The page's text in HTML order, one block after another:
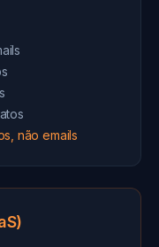
não emails